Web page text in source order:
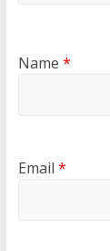
Name *
Email *